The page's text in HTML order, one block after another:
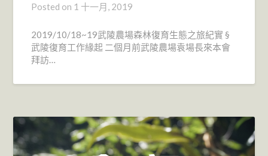
Posted on 1 十一月, 2019
2019/10/18~19武陵農場森林復育生態之旅紀實 §
武陵復育工作緣起 二個月前武陵農場袁場長來本會
拜訪…